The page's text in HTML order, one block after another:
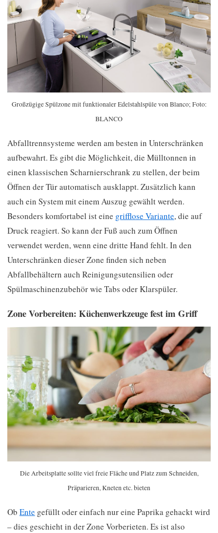
Großzügige Spülzone mit funktionaler Edelstahlspüle von Blanco; Foto:
BLANCO
Abfalltrennsysteme werden am besten in Unterschränken
aufbewahrt. Es gibt die Möglichkeit, die Mülltonnen in
einen klassischen Scharnierschrank zu stellen, der beim
Öffnen der Tür automatisch ausklappt. Zusätzlich kann
auch ein System mit einem Auszug gewählt werden.
Besonders komfortabel ist eine grifflose Variante, die auf
Druck reagiert. So kann der Fuß auch zum Öffnen
verwendet werden, wenn eine dritte Hand fehlt. In den
Unterschränken dieser Zone finden sich neben
Abfallbehältern auch Reinigungsutensilien oder
Spülmaschinenzubehör wie Tabs oder Klarspüler.
Zone Vorbereiten: Küchenwerkzeuge fest im Griff
Die Arbeitsplatte sollte viel freie Fläche und Platz zum Schneiden,
Präparieren, Kneten etc. bieten
Ob Ente gefüllt oder einfach nur eine Paprika gehackt wird
– dies geschieht in der Zone Vorberieten. Es ist also